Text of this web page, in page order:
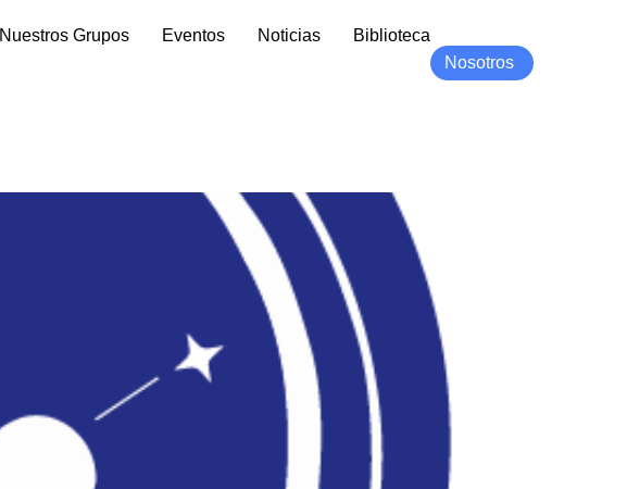
Nuestros Grupos Eventos Noticias
Biblioteca
Nosotros